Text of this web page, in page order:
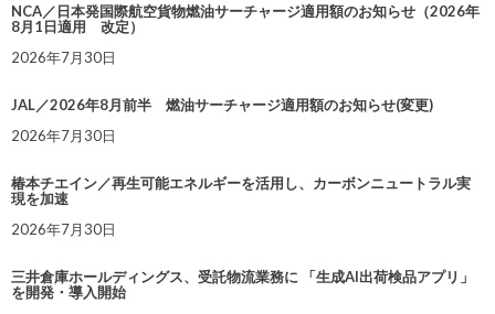
NCA／日本発国際航空貨物燃油サーチャージ適用額のお知らせ（2026年
8月1日適用 改定）
2026年7月30日
JAL／2026年8月前半 燃油サーチャージ適用額のお知らせ(変更)
2026年7月30日
椿本チエイン／再生可能エネルギーを活用し、カーボンニュートラル実
現を加速
2026年7月30日
三井倉庫ホールディングス、受託物流業務に 「生成AI出荷検品アプリ」
を開発・導入開始